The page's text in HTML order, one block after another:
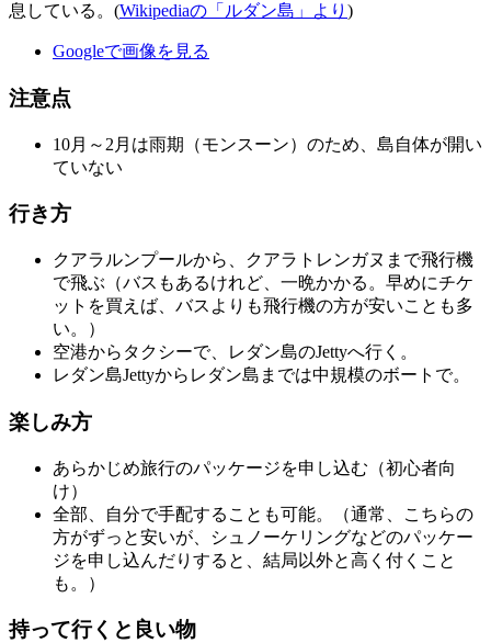
息している。(Wikipediaの「ルダン島」より )
Googleで画像を見る
注意点
10月～2月は雨期（モンスーン）のため、島自体が開い
ていない
行き方
クアラルンプールから、クアラトレンガヌまで飛行機
で飛ぶ（バスもあるけれど、一晩かかる。早めにチケ
ットを買えば、バスよりも飛行機の方が安いことも多
い。）
空港からタクシーで、レダン島のJettyへ行く。
レダン島Jettyからレダン島までは中規模のボートで。
楽しみ方
あらかじめ旅行のパッケージを申し込む（初心者向
け）
全部、自分で手配することも可能。（通常、こちらの
方がずっと安いが、シュノーケリングなどのパッケー
ジを申し込んだりすると、結局以外と高く付くこと
も。）
持って行くと良い物